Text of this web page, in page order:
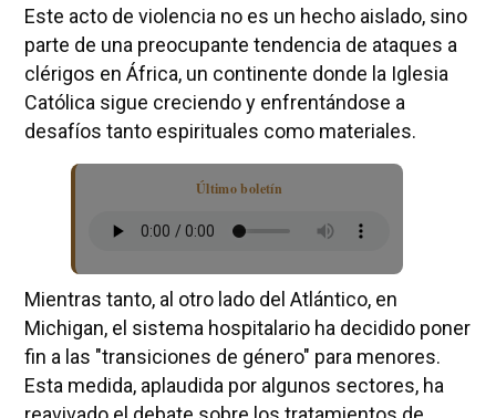
Este acto de violencia no es un hecho aislado, sino
parte de una preocupante tendencia de ataques a
clérigos en África, un continente donde la Iglesia
Católica sigue creciendo y enfrentándose a
desafíos tanto espirituales como materiales.
Último boletín
Mientras tanto, al otro lado del Atlántico, en
Michigan, el sistema hospitalario ha decidido poner
fin a las "transiciones de género" para menores.
Esta medida, aplaudida por algunos sectores, ha